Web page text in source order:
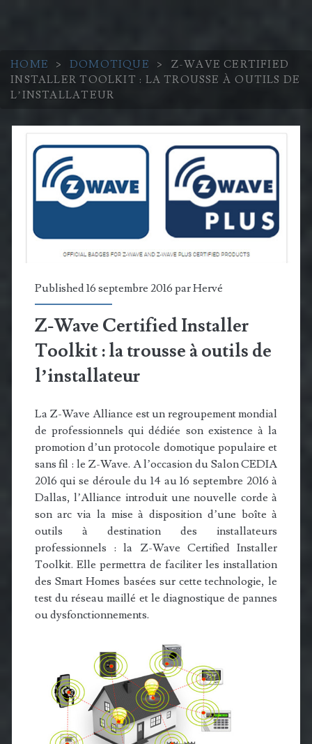
HOME > DOMOTIQUE >
Z-WAVE CERTIFIED
INSTALLER TOOLKIT : LA TROUSSE À OUTILS DE
L’INSTALLATEUR
Published 16 septembre 2016 parHervé
Z-Wave Certified Installer
Toolkit : la trousse à outils de
l’installateur
La Z-Wave Alliance est un regroupement mondial
de professionnels qui dédiée son existence à la
promotion d’un protocole domotique populaire et
sans fil : le Z-Wave. A l’occasion du Salon CEDIA
2016 qui se déroule du 14 au 16 septembre 2016 à
Dallas, l’Alliance introduit une nouvelle corde à
son arc via la mise à disposition d’une boîte à
outils à destination des installateurs
professionnels : la Z-Wave Certified Installer
Toolkit. Elle permettra de faciliter les installation
des Smart Homes basées sur cette technologie, le
test du réseau maillé et le diagnostique de pannes
ou dysfonctionnements.